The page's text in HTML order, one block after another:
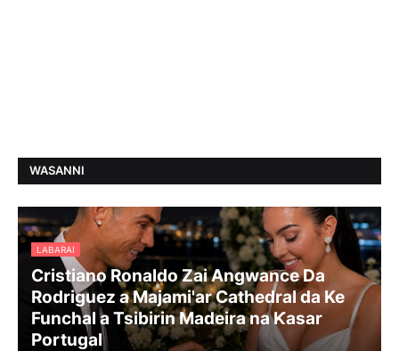
WASANNI
LABARAI
Cristiano Ronaldo Zai Angwance Da
Rodriguez a Majami'ar Cathedral da Ke
Funchal a Tsibirin Madeira na Ƙasar
Portugal